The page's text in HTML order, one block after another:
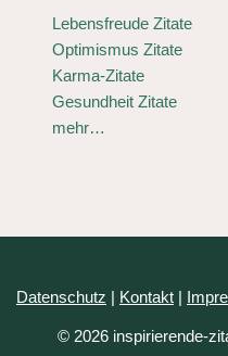
Lebensfreude Zitate
Optimismus Zitate
Karma-Zitate
Gesundheit Zitate
mehr…
Datenschutz | Kontakt |
© 2026 inspirierende-